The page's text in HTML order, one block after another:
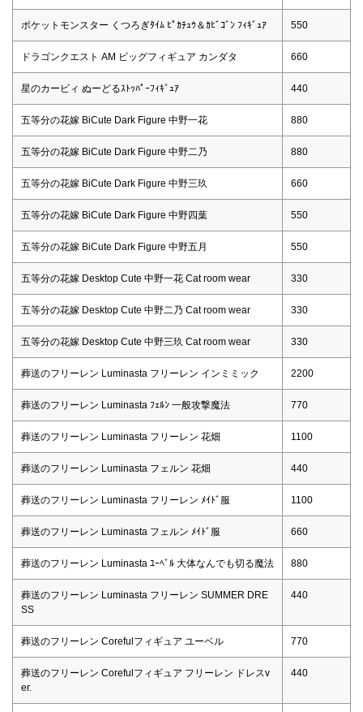
ポケットモンスター くつろぎﾀｲﾑ ﾋﾟｶﾁｭｳ＆ｶﾋﾞｺﾞﾝ ﾌｨｷﾞｭｱ 550
ドラゴンクエスト AM ビッグフィギュア カンダタ 660
星のカービィ ぬーどるｽﾄｯﾊﾟｰﾌｨｷﾞｭｱ 440
五等分の花嫁 BiCute Dark Figure 中野一花 880
五等分の花嫁 BiCute Dark Figure 中野二乃 880
五等分の花嫁 BiCute Dark Figure 中野三玖 660
五等分の花嫁 BiCute Dark Figure 中野四葉 550
五等分の花嫁 BiCute Dark Figure 中野五月 550
五等分の花嫁 Desktop Cute 中野一花 Cat room wear 330
五等分の花嫁 Desktop Cute 中野二乃 Cat room wear 330
五等分の花嫁 Desktop Cute 中野三玖 Cat room wear 330
葬送のフリーレン Luminasta フリーレン インミミック 2200
葬送のフリーレン Luminasta ﾌｪﾙﾝ 一般攻撃魔法 770
葬送のフリーレン Luminasta フリーレン 花畑 1100
葬送のフリーレン Luminasta フェルン 花畑 440
葬送のフリーレン Luminasta フリーレン ﾒｲﾄﾞ服 1100
葬送のフリーレン Luminasta フェルン ﾒｲﾄﾞ服 660
葬送のフリーレン Luminasta ﾕｰﾍﾞﾙ 大体なんでも切る魔法 880
葬送のフリーレン Luminasta フリーレン SUMMER DRE
SS
440
葬送のフリーレン Corefulフィギュア ユーベル 770
葬送のフリーレン Corefulフィギュア フリーレン ドレスv
er.
440